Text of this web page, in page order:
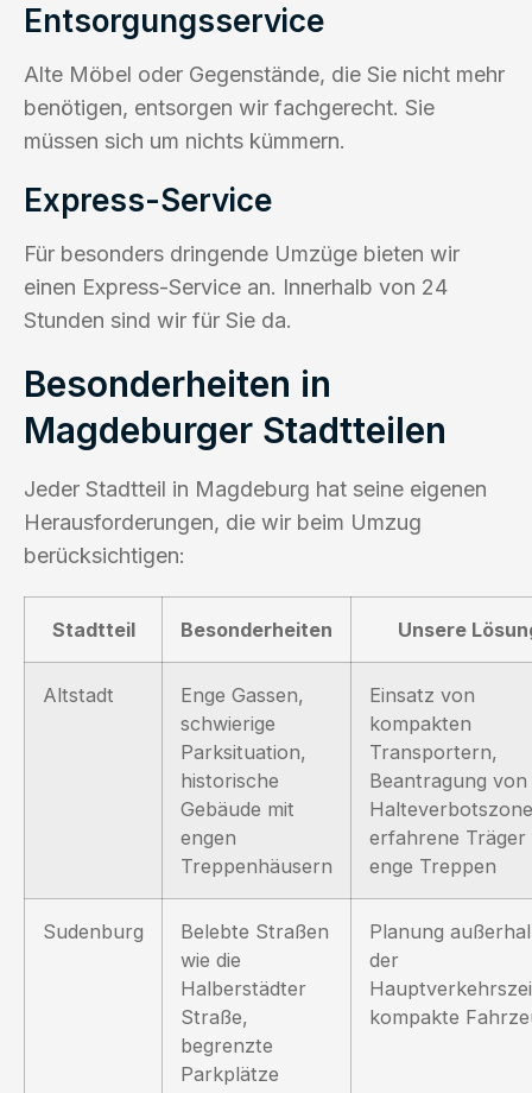
Entsorgungsservice
Alte Möbel oder Gegenstände, die Sie nicht mehr
benötigen, entsorgen wir fachgerecht. Sie
müssen sich um nichts kümmern.
Express-Service
Für besonders dringende Umzüge bieten wir
einen Express-Service an. Innerhalb von 24
Stunden sind wir für Sie da.
Besonderheiten in
Magdeburger Stadtteilen
Jeder Stadtteil in Magdeburg hat seine eigenen
Herausforderungen, die wir beim Umzug
berücksichtigen:
Stadtteil Besonderheiten Unsere
Altstadt
Enge Gassen,
schwierige
Parksituation,
historische
Gebäude mit
engen
Treppenhäusern
Einsatz von
kompakten
Transportern,
Beantragung von
erfahrene
enge Treppen
Sudenburg
Belebte Straßen
wie die
Halberstädter
Straße,
begrenzte
Parkplätze
Planung
der
kompakte